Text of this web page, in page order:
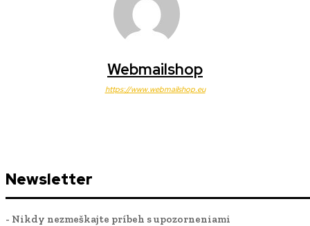
Webmailshop
https://www.webmailshop.eu
Newsletter
- Nikdy nezmeškajte príbeh s upozorneniami